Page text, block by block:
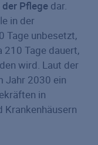
Pflege dar.
in der
Tage unbesetzt,
Tage dauert,
wird. Laut der
Jahr 2030 ein
in
Krankenhäusern